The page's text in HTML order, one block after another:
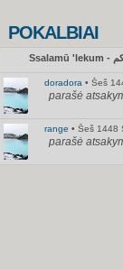
POKALBIAI
doradora • Šeš
parašė
range • Šeš 1448
parašė